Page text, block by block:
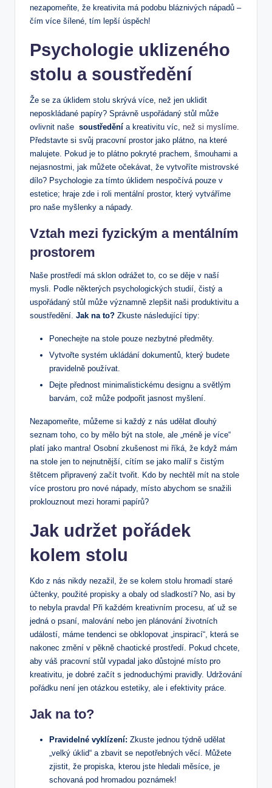
nezapomeňte, že kreativita má podobu bláznivých nápadů –
čím více šílené, tím ‌lepší úspěch!
Psychologie uklizeného
stolu a soustředění
Že se za úklidem stolu skrývá více, než jen uklidit
neposkládané papíry? Správně uspořádaný stůl může
ovlivnit naše ⁣ soustředění a kreativitu víc, než si myslíme.
Představte si svůj pracovní prostor jako ​plátno, na které
malujete. Pokud ⁤je to ‍plátno pokryté‍ prachem, šmouhami a
nejasnostmi, jak můžete očekávat, že vytvoříte mistrovské‌
dílo? Psychologie za tímto⁢ úklidem nespočívá pouze v
estetice; hraje zde i roli ​mentální prostor,⁢ který vytváříme
pro naše myšlenky ⁤a nápady.
Vztah mezi fyzickým a ​mentálním
prostorem
Naše prostředí má sklon odrážet to, co se děje v naší
mysli. Podle některých psychologických studií, čistý a
uspořádaný‍ stůl⁢ může významně zlepšit naši produktivitu a
soustředění. Jak na to? Zkuste následující tipy:
Ponechejte⁣ na stole pouze nezbytné předměty.
Vytvořte systém ukládání dokumentů, který budete
pravidelně používat.
Dejte přednost⁤ minimalistickému designu a ⁢světlým
barvám, což může podpořit jasnost myšlení.
Nezapomeňte, ⁤můžeme si každý z⁢ nás udělat dlouhý
‍seznam toho, co by mělo být na stole, ale „méně je více“
platí jako mantra! Osobní zkušenost ⁢mi říká, že když mám
na stole ‌jen to nejnutnější, cítím se jako malíř s čistým
štětcem připravený začít tvořit. Kdo by nechtěl mít ‍na stole
více prostoru pro nové nápady, místo⁣ abychom se‍ snažili
proklouznout mezi horami papírů?
Jak udržet pořádek
kolem stolu
Kdo z nás nikdy nezažil, že se kolem stolu hromadí staré
účtenky, použité propisky a obaly od sladkostí? No, asi⁢ by
to nebyla⁢ pravda! Při každém kreativním procesu, ať ⁢už se‌
jedná o psaní, malování⁤ nebo jen plánování životních
událostí, máme ‍tendenci ⁢se obklopovat „inspirací“, která se
nakonec změní v pěkně chaotické prostředí. Pokud chcete,
aby váš pracovní stůl vypadal jako důstojné místo pro
kreativitu,⁤ je⁤ dobré začít s ​jednoduchými pravidly. Udržování
pořádku není jen otázkou estetiky, ale‌ i efektivity práce.
Jak na to?
Pravidelné vyklízení: Zkuste‌ jednou týdně udělat
‍„velký ‍úklid“ a zbavit se‍ nepotřebných věcí. Můžete
zjistit, že propiska, kterou jste hledali měsíce, je
schovaná pod⁤ hromadou poznámek!